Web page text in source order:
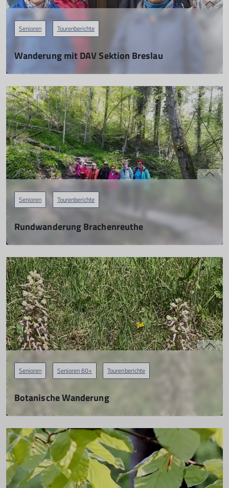
Senioren Tourenberichte
Wanderung mit DAV Sektion Breslau
08.03.2023
mehr erfahren
Senioren Tourenberichte
Rundwanderung Brachenreuthe
20.04.2022
Senioren wandern im Überlinger Hinterland.
mehr erfahren
Senioren Senioren 60+ Tourenberichte
Botanische Wanderung
26.05.2022
.. hier gibt es mehr als Märzenbecher
mehr erfahren